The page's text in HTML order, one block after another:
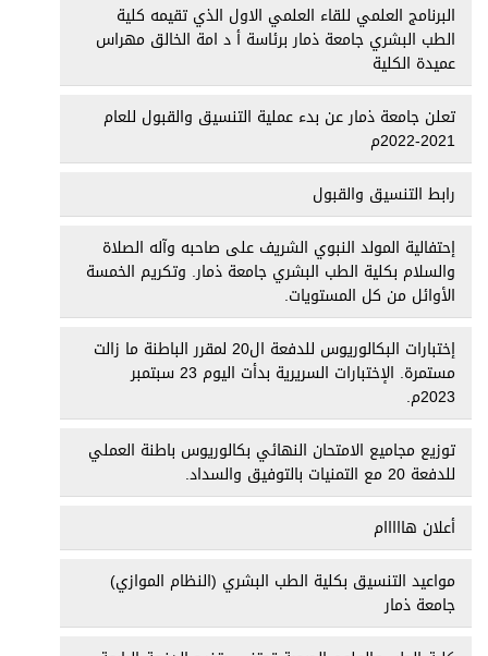
البرنامج العلمي للقاء العلمي الاول الذي تقيمه كلية
الطب البشري جامعة ذمار برئاسة أ د امة الخالق مهراس
عميدة الكلية
تعلن جامعة ذمار عن بدء عملية التنسيق والقبول للعام
2021-2022م
رابط التنسيق والقبول
إحتفالية المولد النبوي الشريف على صاحبه وآله الصلاة
والسلام بكلية الطب البشري جامعة ذمار. وتكريم الخمسة
الأوائل من كل المستويات.
إختبارات البكالوريوس للدفعة ال20 لمقرر الباطنة ما زالت
مستمرة. الإختبارات السريرية بدأت اليوم 23 سبتمبر
2023م.
توزيع مجاميع الامتحان النهائي بكالوريوس باطنة العملي
للدفعة 20 مع التمنيات بالتوفيق والسداد.
أعلان هااااام
مواعيد التنسيق بكلية الطب البشري (النظام الموازي)
جامعة ذمار